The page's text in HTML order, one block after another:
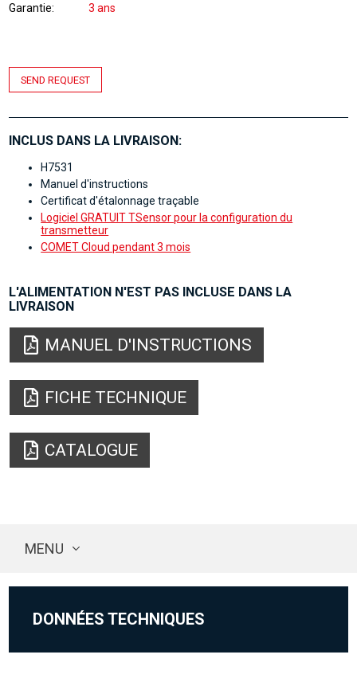
Garantie
3 ans
SEND REQUEST
INCLUS DANS LA LIVRAISON:
H7531
Manuel d'instructions
Certificat d'étalonnage traçable
Logiciel GRATUIT TSensor pour la configuration du
transmetteur
COMET Cloud pendant 3 mois
L'ALIMENTATION N'EST PAS INCLUSE DANS LA
LIVRAISON
MANUEL D'INSTRUCTIONS
FICHE TECHNIQUE
CATALOGUE
MENU
DONNÉES TECHNIQUES